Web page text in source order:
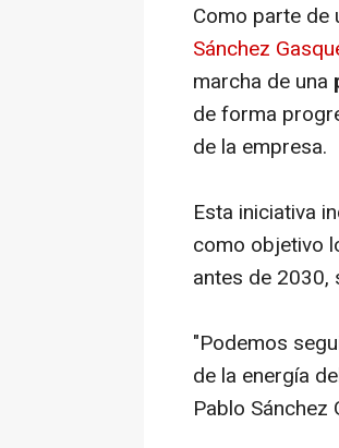
Como parte de
Sánchez
marcha de una
de forma
de la empresa.
Esta iniciativa
como objetivo
antes de 2030,
"Podemos
de la energía
Pablo Sánchez